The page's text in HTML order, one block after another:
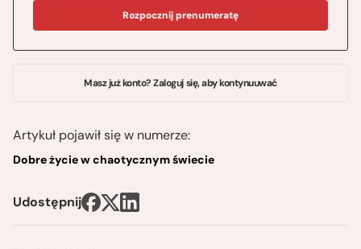
Rozpocznij prenumeratę
Masz już konto? Zaloguj się, aby kontynuuwać
Artykuł pojawił się w numerze:
Dobre życie w chaotycznym świecie
Udostępnij